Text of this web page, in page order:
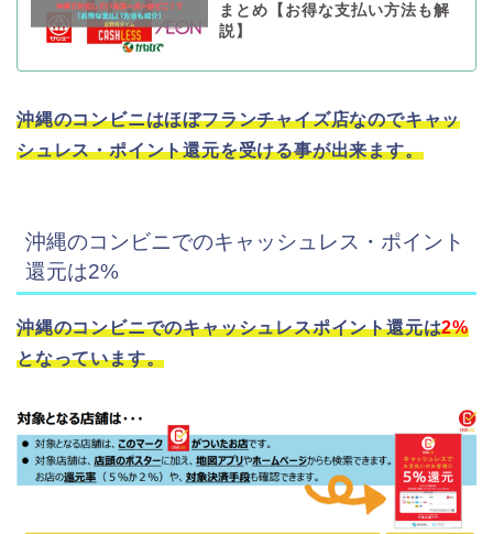
まとめ【お得な支払い方法も解
説】
沖縄のコンビニはほぼフランチャイズ店なのでキャッ
シュレス・ポイント還元を受ける事が出来ます。
沖縄のコンビニでのキャッシュレス・ポイント
還元は2%
沖縄のコンビニでのキャッシュレスポイント還元は2%
となっています。